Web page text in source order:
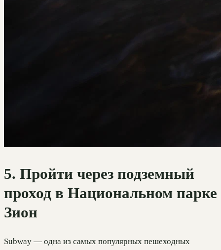
5. Пройти через подземный
проход в Национальном парке
Зион
Subway — одна из самых популярных пешеходных